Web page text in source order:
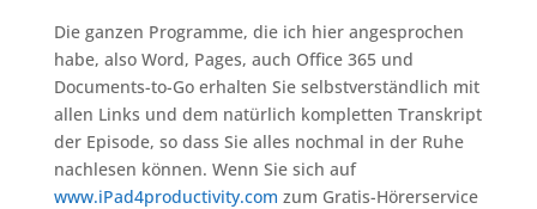
Die ganzen Programme, die ich hier angesprochen
habe, also Word, Pages, auch Office 365 und
Documents-to-Go erhalten Sie selbstverständlich mit
allen Links und dem natürlich kompletten Transkript
der Episode, so dass Sie alles nochmal in der Ruhe
nachlesen können. Wenn Sie sich auf
www.iPad4productivity.com zum Gratis-Hörerservice